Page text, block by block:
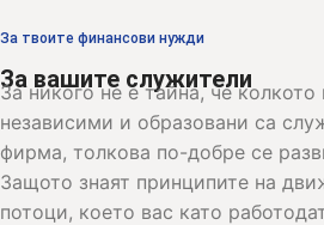
За твоите финансови нужди
За вашите служители
За никого не е тайна, че
независими и образовани са
фирма, толкова по-добре се
Защото знаят принципите на
потоци, което вас като